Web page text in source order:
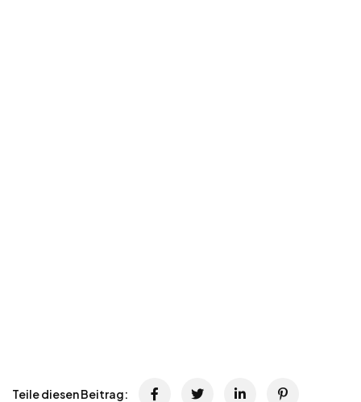
Teile diesen Beitrag: